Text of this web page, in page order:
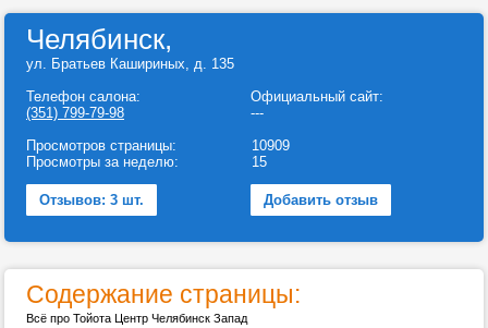
Челябинск,
ул. Братьев Кашириных, д. 135
Телефон салона:
(351) 799-79-98
Официальный сайт:
---
Просмотров страницы:
Просмотры за неделю:
10909
15
Отзывов: 3 шт. Добавить отзыв
Содержание страницы:
Всё про Тойота Центр Челябинск Запад